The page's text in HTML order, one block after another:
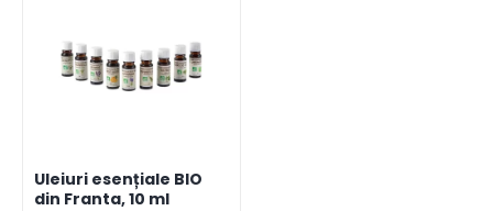
Uleiuri esențiale BIO
din Franta, 10 ml